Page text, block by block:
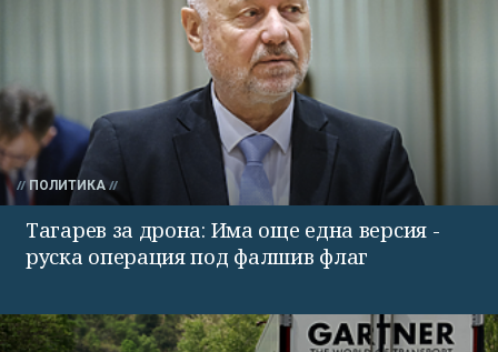
ПОЛИТИКА
Тагарев за дрона: Има още една версия -
руска операция под фалшив флаг